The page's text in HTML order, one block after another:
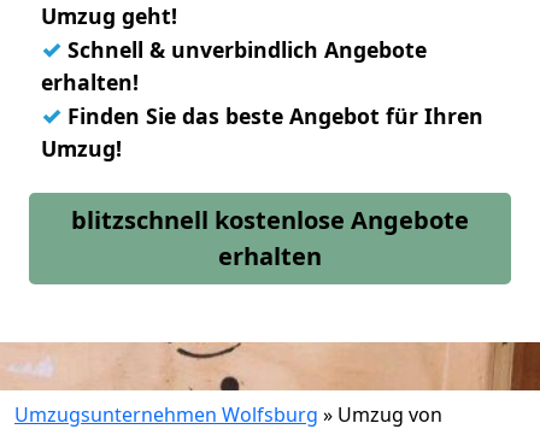
Umzug geht!
✓ Schnell & unverbindlich Angebote
erhalten!
✓ Finden Sie das beste Angebot für Ihren
Umzug!
blitzschnell kostenlose Angebote
erhalten
Umzugsunternehmen Wolfsburg » Umzug von